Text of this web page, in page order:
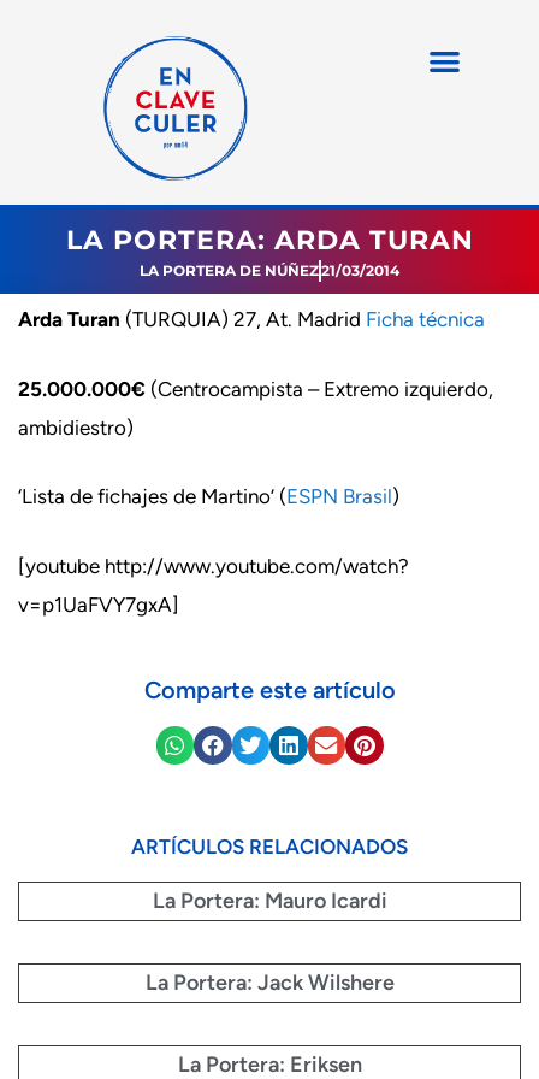
LA PORTERA: ARDA TURAN
LA PORTERA DE NÚÑEZ21/03/2014
Arda Turan (TURQUIA) 27, At. Madrid Ficha técnica
25.000.000€ (Centrocampista – Extremo izquierdo,
ambidiestro)
‘Lista de fichajes de Martino’ (ESPN Brasil)
[youtube http://www.youtube.com/watch?
v=p1UaFVY7gxA]
Comparte este artículo
ARTÍCULOS RELACIONADOS
La Portera: Mauro Icardi
La Portera: Jack Wilshere
La Portera: Eriksen